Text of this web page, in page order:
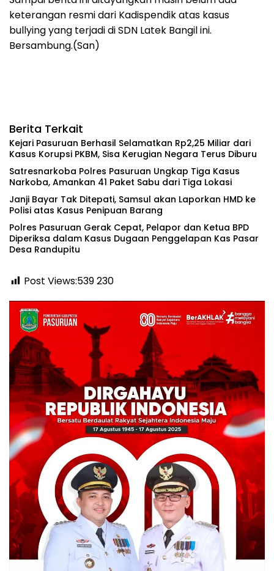
keterangan resmi dari Kadispendik atas kasus
bullying yang terjadi di SDN Latek Bangil ini.
Bersambung.(San)
Berita Terkait
Kejari Pasuruan Berhasil Selamatkan Rp2,25 Miliar dari
Kasus Korupsi PKBM, Sisa Kerugian Negara Terus Diburu
‎Satresnarkoba Polres Pasuruan Ungkap Tiga Kasus
Narkoba, Amankan 41 Paket Sabu dari Tiga Lokasi
‎Janji Bayar Tak Ditepati, Samsul akan Laporkan HMD ke
Polisi atas Kasus Penipuan Barang
‎Polres Pasuruan Gerak Cepat, Pelapor dan Ketua BPD
Diperiksa dalam Kasus Dugaan Penggelapan Kas Pasar
Desa Randupitu ‎
Post Views:539230